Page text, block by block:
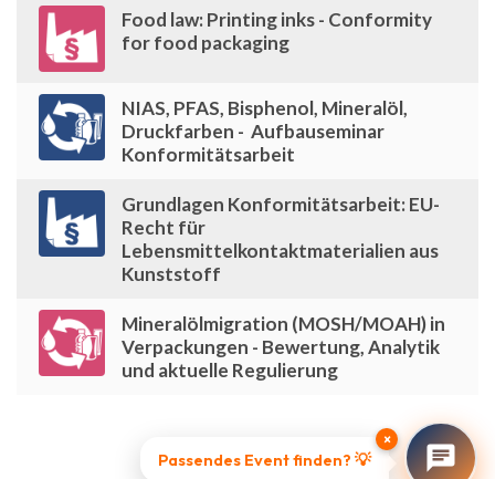
Food law: Printing inks - Conformity
for food packaging
NIAS, PFAS, Bisphenol, Mineralöl,
Druckfarben - Aufbauseminar
Konformitätsarbeit
Grundlagen Konformitätsarbeit: EU-
Recht für
Lebensmittelkontaktmaterialien aus
Kunststoff
Mineralölmigration (MOSH/MOAH) in
Verpackungen - Bewertung, Analytik
und aktuelle Regulierung
×
Passendes Event finden? 💡